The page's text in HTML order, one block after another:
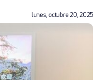
lunes, octubre 20, 2025